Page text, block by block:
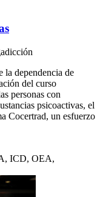
la dependencia de
del curso
personas con
psicoactivas, el
Cocertrad, un esfuerzo
ICD, OEA,